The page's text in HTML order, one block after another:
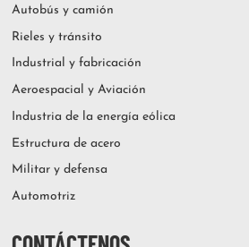
Autobús y camión
Rieles y tránsito
Industrial y fabricación
Aeroespacial y Aviación
Industria de la energía eólica
Estructura de acero
Militar y defensa
Automotriz